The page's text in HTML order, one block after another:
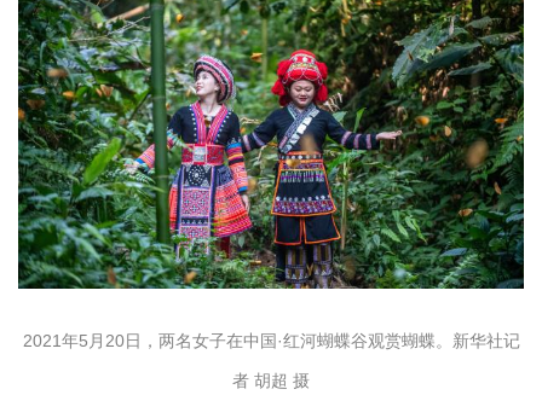
2021年5月20日，两名女子在中国·红河蝴蝶谷观赏蝴蝶。新华社记
者 胡超 摄